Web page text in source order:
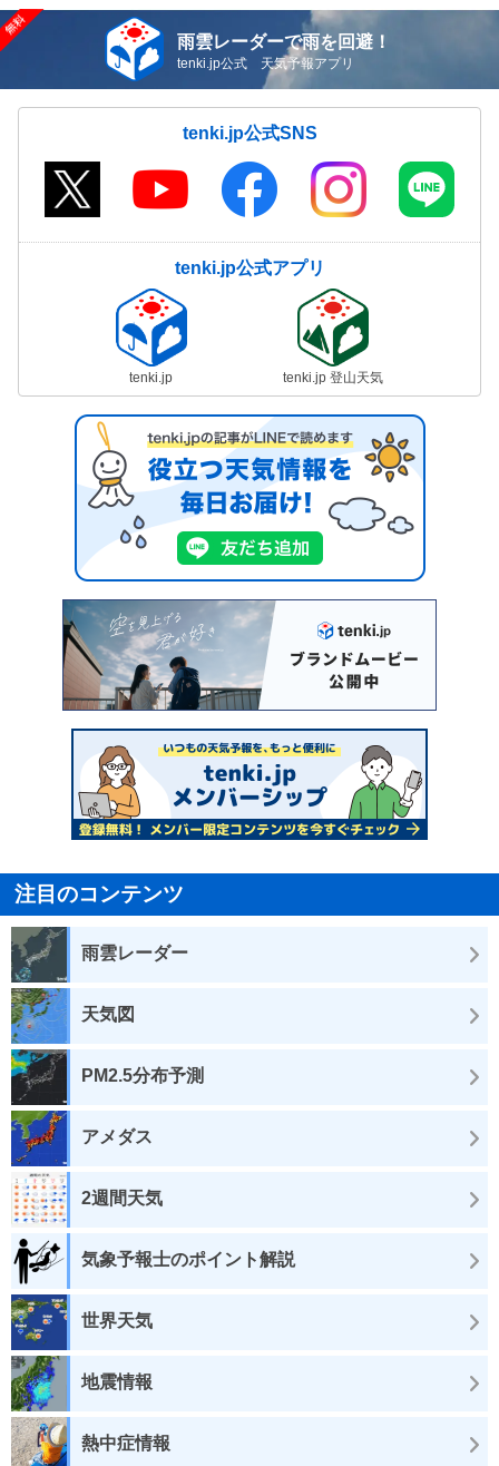
雨雲レーダーで雨を回避！
tenki.jp公式 天気予報アプリ
tenki.jp公式SNS
tenki.jp公式アプリ
tenki.jp tenki.jp 登山天気
注目のコンテンツ
雨雲レーダー
天気図
PM2.5分布予測
アメダス
2週間天気
気象予報士のポイント解説
世界天気
地震情報
熱中症情報